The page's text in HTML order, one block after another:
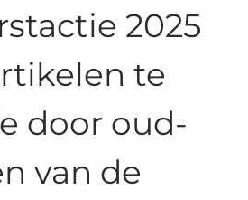
2025
te
door oud-
van de